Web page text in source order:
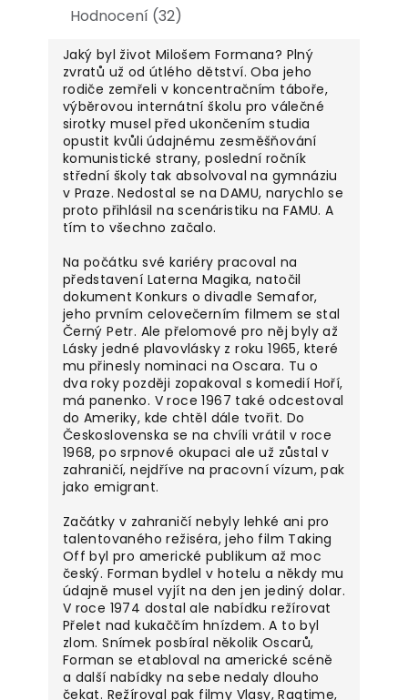
Hodnocení (32)
Jaký byl život Milošem Formana? Plný
zvratů už od útlého dětství. Oba jeho
rodiče zemřeli v koncentračním táboře,
výběrovou internátní školu pro válečné
sirotky musel před ukončením studia
opustit kvůli údajnému zesměšňování
komunistické strany, poslední ročník
střední školy tak absolvoval na gymnáziu
v Praze. Nedostal se na DAMU, narychlo se
proto přihlásil na scenáristiku na FAMU. A
tím to všechno začalo.
Na počátku své kariéry pracoval na
představení Laterna Magika, natočil
dokument Konkurs o divadle Semafor,
jeho prvním celovečerním filmem se stal
Černý Petr. Ale přelomové pro něj byly až
Lásky jedné plavovlásky z roku 1965, které
mu přinesly nominaci na Oscara. Tu o
dva roky později zopakoval s komedií Hoří,
má panenko. V roce 1967 také odcestoval
do Ameriky, kde chtěl dále tvořit. Do
Československa se na chvíli vrátil v roce
1968, po srpnové okupaci ale už zůstal v
zahraničí, nejdříve na pracovní vízum, pak
jako emigrant.
Začátky v zahraničí nebyly lehké ani pro
talentovaného režiséra, jeho film Taking
Off byl pro americké publikum až moc
český. Forman bydlel v hotelu a někdy mu
údajně musel vyjít na den jen jediný dolar.
V roce 1974 dostal ale nabídku režírovat
Přelet nad kukaččím hnízdem. A to byl
zlom. Snímek posbíral několik Oscarů,
Forman se etabloval na americké scéně
a další nabídky na sebe nedaly dlouho
čekat. Režíroval pak filmy Vlasy, Ragtime,